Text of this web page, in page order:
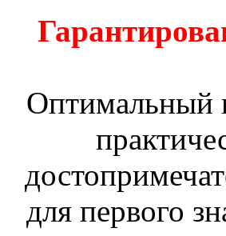
Оптимальный
для первого